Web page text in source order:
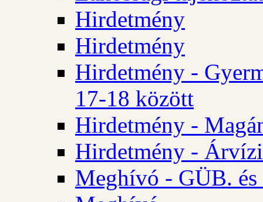
Hirdetmény
Hirdetmény
Hirdetmény -
17-18 között
Hirdetmény -
Hirdetmény -
Meghívó - GÜB.